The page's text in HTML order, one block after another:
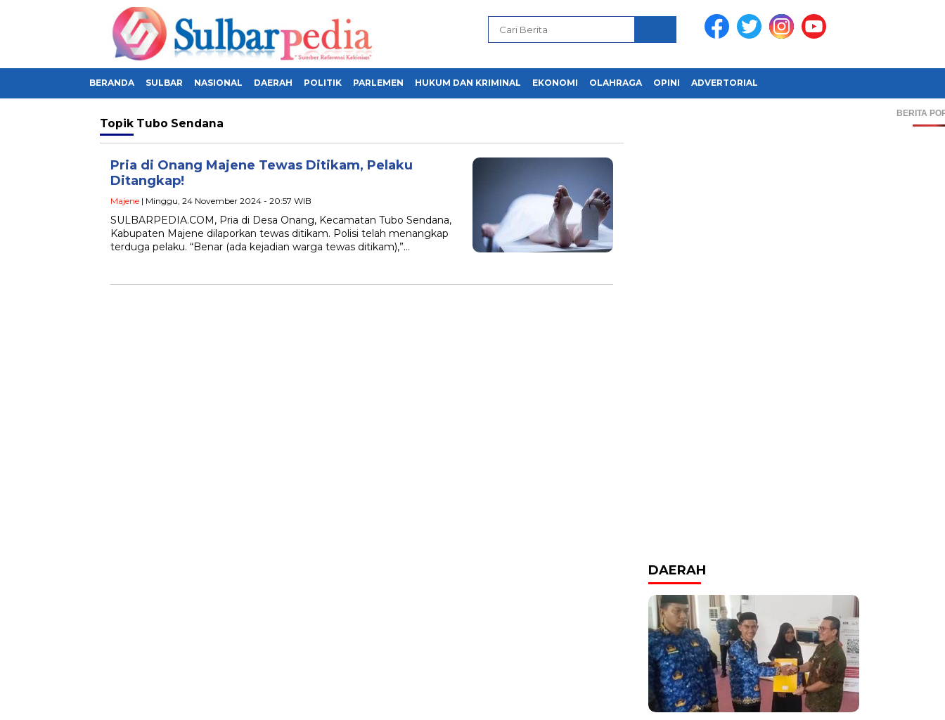
BERANDA SULBAR NASIONAL DAERAH POLITIK PARLEMEN HUKUM DAN KRIMINAL EKONOMI OLAHRAGA OPINI ADVERTORIAL
BERITA
Topik Tubo Sendana
Pria di Onang Majene Tewas Ditikam, Pelaku
Ditangkap!
Majene | Minggu, 24 November 2024 - 20:57 WIB
SULBARPEDIA.COM, Pria di Desa Onang, Kecamatan Tubo Sendana,
Kabupaten Majene dilaporkan tewas ditikam. Polisi telah menangkap
terduga pelaku. “Benar (ada kejadian warga tewas ditikam),”…
DAERAH